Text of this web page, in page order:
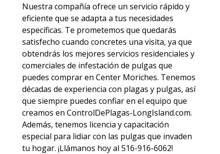
Nuestra compañía ofrece un servicio rápido y
eficiente que se adapta a tus necesidades
específicas. Te prometemos que quedarás
satisfecho cuando concretes una visita, ya que
obtendrás los mejores servicios residenciales y
comerciales de infestación de pulgas que
puedes comprar en Center Moriches. Tenemos
décadas de experiencia con plagas y pulgas, así
que siempre puedes confiar en el equipo que
creamos en ControlDePlagas-LongIsland.com.
Además, tenemos licencia y capacitación
especial para lidiar con las pulgas que invaden
tu hogar. ¡Llámanos hoy al 516-916-6062!